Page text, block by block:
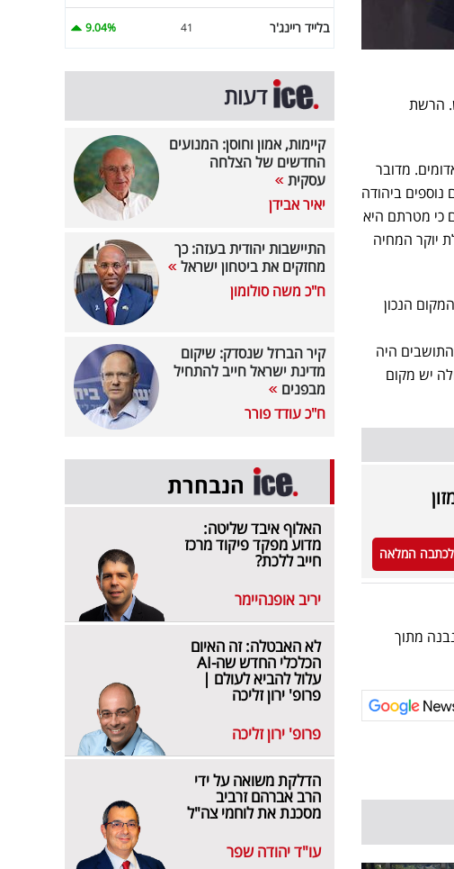
הרשת
מדובר
ביהודה
כי מטרתם היא
יוקר המחיה
הנכון
היה
יש מקום
לכתבה המלאה
מתוך
בלייד ריינג'ר 41
9.04%
דעות
קיימות, אמון וחוסן: המנועים
החדשים של הצלחה
עסקית
יאיר אבידן
התיישבות יהודית בעזה: כך
מחזקים את ביטחון ישראל
ח"כ משה סולומון
קיר הברזל שנסדק: שיקום
מדינת ישראל חייב להתחיל
מבפנים
ח"כ עודד פורר
הנבחרת
האלוף איבד שליטה:
מדוע מפקד פיקוד מרכז
חייב ללכת?
יריב אופנהיימר
לא האבטלה: זה האיום
הכלכלי החדש שה-AI
עלול להביא לעולם |
פרופ' ירון זליכה
פרופ' ירון זליכה
הדלקת משואה על ידי
הרב אברהם זרביב
מסכנת את לוחמי צה"ל
עו"ד יהודה שפר